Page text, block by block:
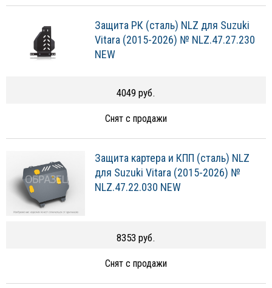
Защита РК (сталь) NLZ для Suzuki
Vitara (2015-2026) № NLZ.47.27.230
NEW
4049 руб.
Снят с продажи
Защита картера и КПП (сталь) NLZ
для Suzuki Vitara (2015-2026) №
NLZ.47.22.030 NEW
8353 руб.
Снят с продажи